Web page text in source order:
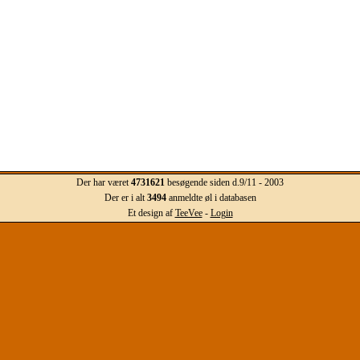
Der har været4731621besøgende siden d.9/11 - 2003
Der er i alt3494anmeldte øl i databasen
Et design af TeeVee- Login